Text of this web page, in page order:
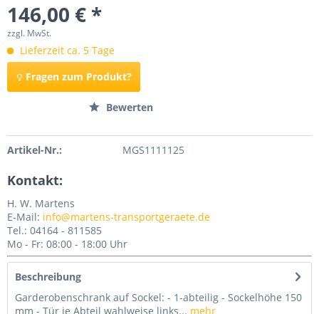
146,00 € *
zzgl. MwSt.
Lieferzeit ca. 5 Tage
Fragen zum Produkt?
Bewerten
Artikel-Nr.: MGS1111125
Kontakt:
H. W. Martens
E-Mail: info@martens-transportgeraete.de
Tel.: 04164 - 811585
Mo - Fr: 08:00 - 18:00 Uhr
Beschreibung
Garderobenschrank auf Sockel: - 1-abteilig - Sockelhöhe 150
mm - Tür je Abteil wahlweise links... mehr